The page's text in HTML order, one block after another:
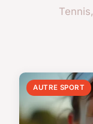
AUTRE SPORT